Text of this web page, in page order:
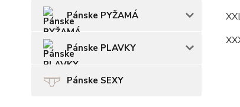
Pánske PYŽAMÁ
Pánske PLAVKY
Pánske SEXY